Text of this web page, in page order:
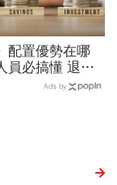
配置優勢在哪
員必搞懂 退撫
路 拼搭選擇有
Ads by